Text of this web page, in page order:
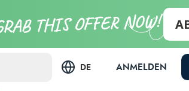
DE ANMELDEN